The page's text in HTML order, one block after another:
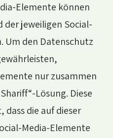
Elemente können
der jeweiligen Social-
Um den Datenschutz
nur zusammen
Lösung. Diese
die auf dieser
Media-Elemente